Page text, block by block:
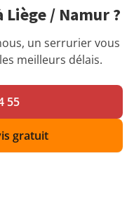
/ Namur ?
un serrurier vous
meilleurs délais.
55
gratuit